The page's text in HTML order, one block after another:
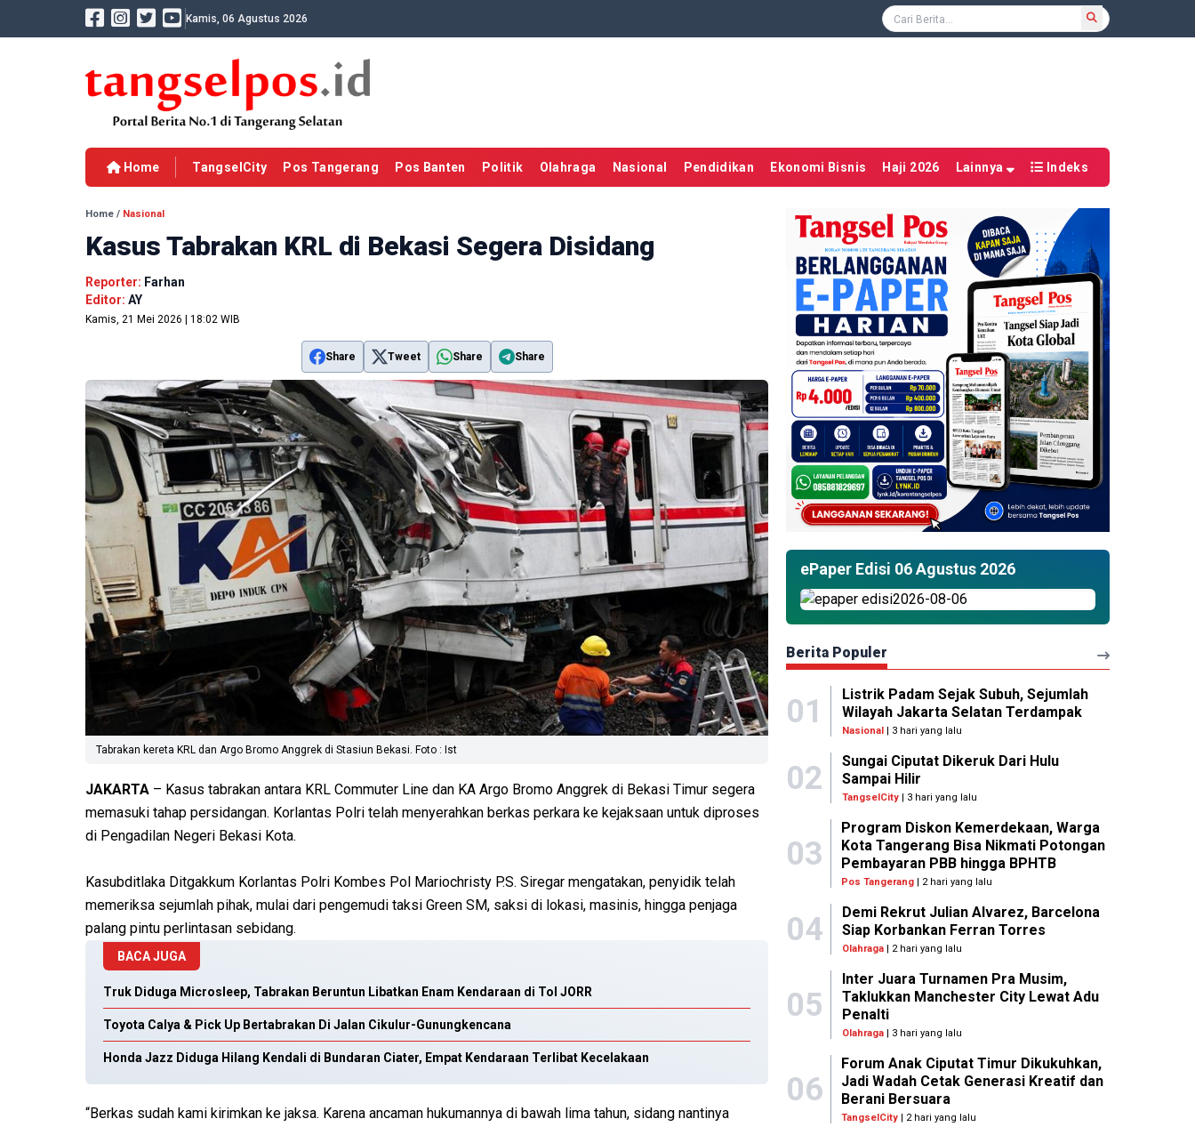
Kamis, 06 Agustus 2026
Home TangselCity Pos Tangerang Pos Banten Politik Olahraga Nasional Pendidikan Ekonomi Bisnis Haji 2026 Lainnya Indeks
Home / Nasional
Kasus Tabrakan KRL di Bekasi Segera Disidang
Reporter: Farhan
Editor: AY
Kamis, 21 Mei 2026 | 18:02 WIB
Share Tweet Share Share
Tabrakan kereta KRL dan Argo Bromo Anggrek di Stasiun Bekasi. Foto : Ist
JAKARTA – Kasus tabrakan antara KRL Commuter Line dan KA Argo Bromo Anggrek di Bekasi Timur segera
memasuki tahap persidangan. Korlantas Polri telah menyerahkan berkas perkara ke kejaksaan untuk diproses
di Pengadilan Negeri Bekasi Kota.
Kasubditlaka Ditgakkum Korlantas Polri Kombes Pol Mariochristy P.S. Siregar mengatakan, penyidik telah
memeriksa sejumlah pihak, mulai dari pengemudi taksi Green SM, saksi di lokasi, masinis, hingga penjaga
palang pintu perlintasan sebidang.
BACA JUGA
Truk Diduga Microsleep, Tabrakan Beruntun Libatkan Enam Kendaraan di Tol JORR
Toyota Calya & Pick Up Bertabrakan Di Jalan Cikulur-Gunungkencana
Honda Jazz Diduga Hilang Kendali di Bundaran Ciater, Empat Kendaraan Terlibat Kecelakaan
“Berkas sudah kami kirimkan ke jaksa. Karena ancaman hukumannya di bawah lima tahun, sidang nantinya
ePaper Edisi 06 Agustus 2026
Berita Populer
01
Listrik Padam Sejak Subuh, Sejumlah
Wilayah Jakarta Selatan Terdampak
Nasional | 3 hari yang lalu
02
Sungai Ciputat Dikeruk Dari Hulu
Sampai Hilir
TangselCity| 3 hari yang lalu
03
Program Diskon Kemerdekaan, Warga
Kota Tangerang Bisa Nikmati Potongan
Pembayaran PBB hingga BPHTB
Pos Tangerang | 2 hari yang lalu
04
Demi Rekrut Julian Alvarez, Barcelona
Siap Korbankan Ferran Torres
Olahraga| 2 hari yang lalu
05
Inter Juara Turnamen Pra Musim,
Taklukkan Manchester City Lewat Adu
Penalti
Olahraga| 3 hari yang lalu
06
Forum Anak Ciputat Timur Dikukuhkan,
Jadi Wadah Cetak Generasi Kreatif dan
Berani Bersuara
TangselCity | 2 hari yang lalu